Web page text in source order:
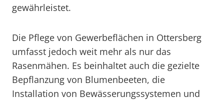
gewährleistet.
Die Pflege von Gewerbeflächen in Ottersberg
umfasst jedoch weit mehr als nur das
Rasenmähen. Es beinhaltet auch die gezielte
Bepflanzung von Blumenbeeten, die
Installation von Bewässerungssystemen und